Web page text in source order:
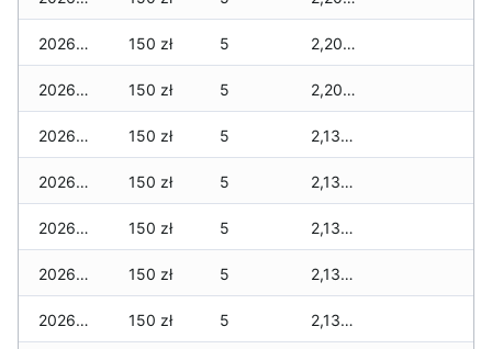
2026-07-05 150 zł 5 2,200 zł
2026-07-04 150 zł 5 2,200 zł
2026-07-03 150 zł 5 2,130 zł
2026-07-02 150 zł 5 2,130 zł
2026-07-01 150 zł 5 2,130 zł
2026-06-30 150 zł 5 2,130 zł
2026-06-28 150 zł 5 2,130 zł